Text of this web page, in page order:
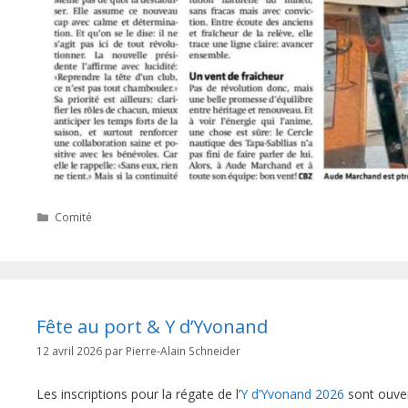
Catégories
Comité
Fête au port & Y d’Yvonand
12 avril 2026 par Pierre-Alain Schneider
Les inscriptions pour la régate de l’Y d’Yvonand 2026 sont